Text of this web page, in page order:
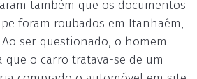
também que os documentos
foram roubados em Itanhaém,
ser questionado, o homem
que o carro tratava-se de um